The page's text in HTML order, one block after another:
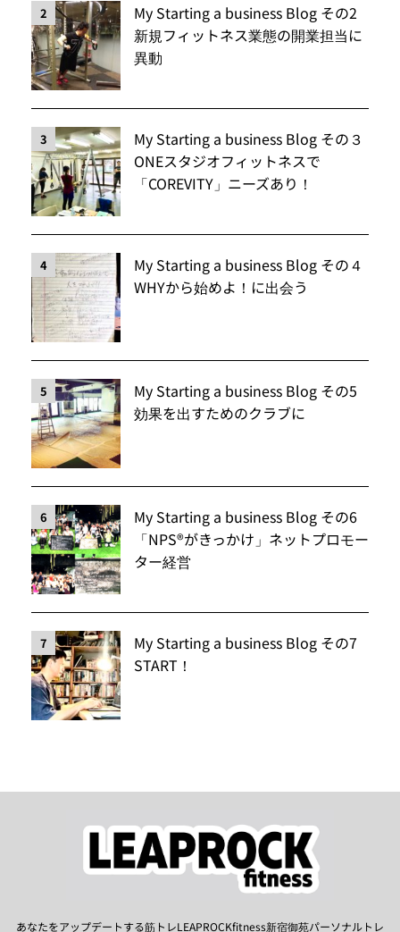
2
My Starting a business Blog その2
新規フィットネス業態の開業担当に
異動
3
My Starting a business Blog その３
ONEスタジオフィットネスで
「COREVITY」ニーズあり！
4
My Starting a business Blog その４
WHYから始めよ！に出会う
5
My Starting a business Blog その5
効果を出すためのクラブに
6
My Starting a business Blog その6
「NPS®️がきっかけ」ネットプロモー
ター経営
7
My Starting a business Blog その7
START！
あなたをアップデートする筋トレLEAPROCKfitness新宿御苑パーソナルトレ